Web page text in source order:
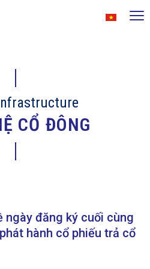
CỔ ĐÔNG
ngày đăng ký cuối cùng
hành cổ phiếu trả cổ